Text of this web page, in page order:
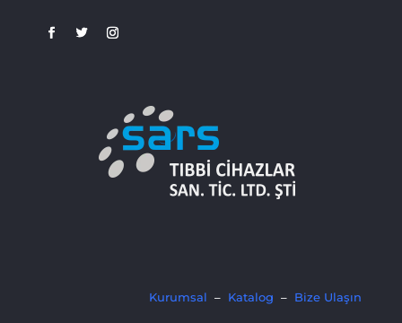
Kurumsal – Katalog – Bize Ulaşın